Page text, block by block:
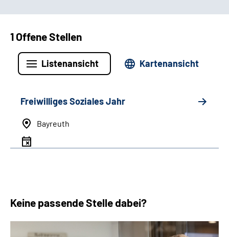
1 Offene Stellen
Listenansicht Kartenansicht
Freiwilliges Soziales Jahr
Bayreuth
Keine passende Stelle dabei?